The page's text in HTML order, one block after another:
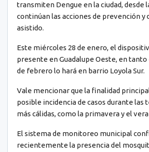
transmiten Dengue en la ciudad, desde
continúan las acciones de prevención y
asistido.
Este miércoles 28 de enero, el
presente en Guadalupe Oeste, en
de febrero lo hará en barrio Loyola Sur.
Vale mencionar que la finalidad
posible incidencia de casos durante las
más cálidas, como la primavera y el
El sistema de monitoreo municipal
recientemente la presencia del